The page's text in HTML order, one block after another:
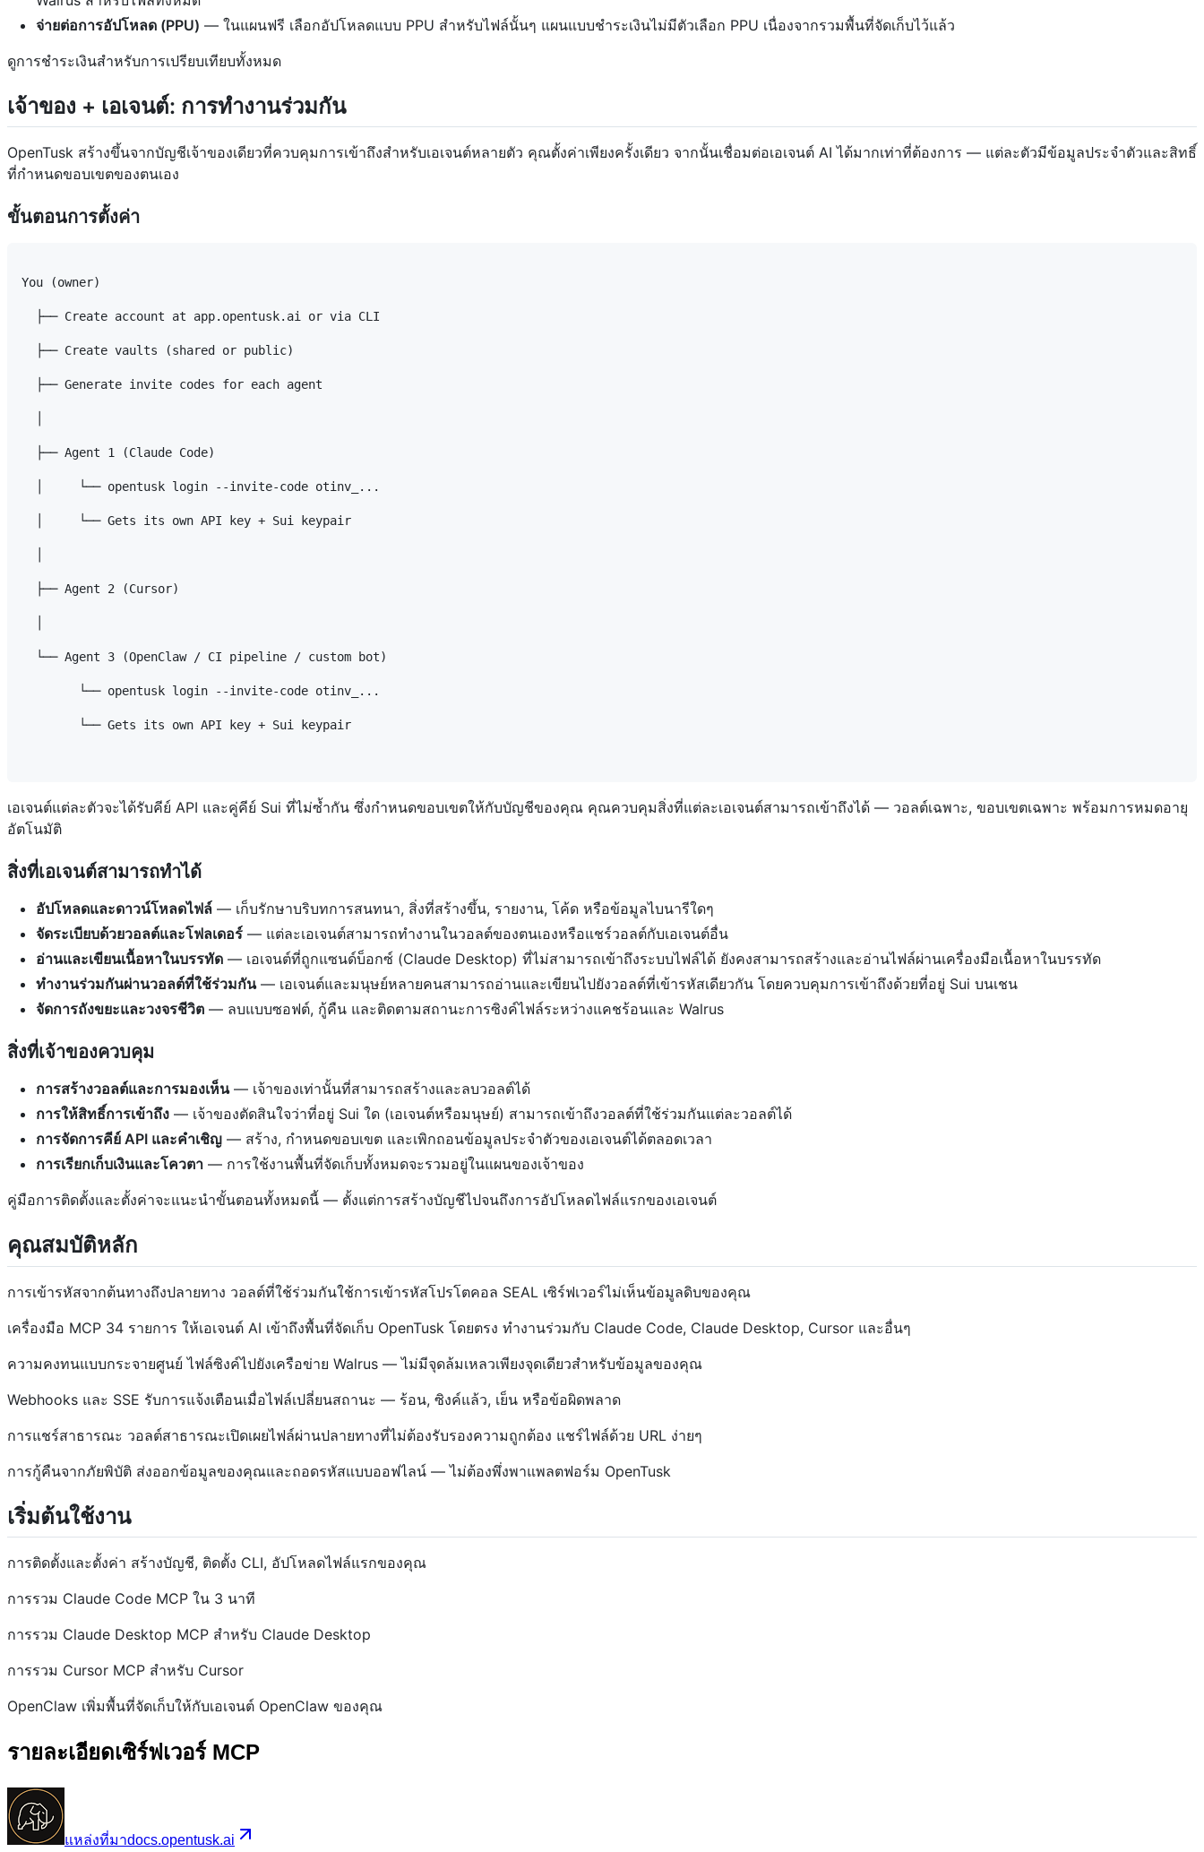
จ่ายต่อการอัปโหลด (PPU) — ในแผนฟรี เลือกอัปโหลดแบบ PPU สำหรับไฟล์นั้นๆ แผนแบบชำระเงินไม่มีตัวเลือก PPU เนื่องจากรวมพื้นที่จัดเก็บไว้แล้ว
ดูการชำระเงินสำหรับการเปรียบเทียบทั้งหมด
เจ้าของ + เอเจนต์: การทำงานร่วมกัน
OpenTusk สร้างขึ้นจากบัญชีเจ้าของเดียวที่ควบคุมการเข้าถึงสำหรับเอเจนต์หลายตัว คุณตั้งค่าเพียงครั้งเดียว จากนั้นเชื่อมต่อเอเจนต์ AI ได้มากเท่าที่ต้องการ — แต่ละตัวมีข้อมูลประจำตัวและสิทธิ์
ที่กำหนดขอบเขตของตนเอง
ขั้นตอนการตั้งค่า
You (owner)
  ├── Create account at app.opentusk.ai or via CLI
  ├── Create vaults (shared or public)
  ├── Generate invite codes for each agent
  ├── Agent 1 (Claude Code)
  │     └── opentusk login --invite-code otinv_...
  │     └── Gets its own API key + Sui keypair
  ├── Agent 2 (Cursor)
  └── Agent 3 (OpenClaw / CI pipeline / custom bot)
        └── opentusk login --invite-code otinv_...
        └── Gets its own API key + Sui keypair
เอเจนต์แต่ละตัวจะได้รับคีย์ API และคู่คีย์ Sui ที่ไม่ซ้ำกัน ซึ่งกำหนดขอบเขตให้กับบัญชีของคุณ คุณควบคุมสิ่งที่แต่ละเอเจนต์สามารถเข้าถึงได้ — วอลต์เฉพาะ, ขอบเขตเฉพาะ พร้อมการหมดอายุ
อัตโนมัติ
สิ่งที่เอเจนต์สามารถทำได้
อัปโหลดและดาวน์โหลดไฟล์ — เก็บรักษาบริบทการสนทนา, สิ่งที่สร้างขึ้น, รายงาน, โค้ด หรือข้อมูลไบนารีใดๆ
จัดระเบียบด้วยวอลต์และโฟลเดอร์ — แต่ละเอเจนต์สามารถทำงานในวอลต์ของตนเองหรือแชร์วอลต์กับเอเจนต์อื่น
อ่านและเขียนเนื้อหาในบรรทัด — เอเจนต์ที่ถูกแซนด์บ็อกซ์ (Claude Desktop) ที่ไม่สามารถเข้าถึงระบบไฟล์ได้ ยังคงสามารถสร้างและอ่านไฟล์ผ่านเครื่องมือเนื้อหาในบรรทัด
ทำงานร่วมกันผ่านวอลต์ที่ใช้ร่วมกัน— เอเจนต์และมนุษย์หลายคนสามารถอ่านและเขียนไปยังวอลต์ที่เข้ารหัสเดียวกัน โดยควบคุมการเข้าถึงด้วยที่อยู่ Sui บนเชน
จัดการถังขยะและวงจรชีวิต — ลบแบบซอฟต์, กู้คืน และติดตามสถานะการซิงค์ไฟล์ระหว่างแคชร้อนและ Walrus
สิ่งที่เจ้าของควบคุม
การสร้างวอลต์และการมองเห็น— เจ้าของเท่านั้นที่สามารถสร้างและลบวอลต์ได้
การให้สิทธิ์การเข้าถึง — เจ้าของตัดสินใจว่าที่อยู่ Sui ใด (เอเจนต์หรือมนุษย์) สามารถเข้าถึงวอลต์ที่ใช้ร่วมกันแต่ละวอลต์ได้
การจัดการคีย์ API และคำเชิญ — สร้าง, กำหนดขอบเขต และเพิกถอนข้อมูลประจำตัวของเอเจนต์ได้ตลอดเวลา
การเรียกเก็บเงินและโควตา — การใช้งานพื้นที่จัดเก็บทั้งหมดจะรวมอยู่ในแผนของเจ้าของ
คู่มือการติดตั้งและตั้งค่าจะแนะนำขั้นตอนทั้งหมดนี้ — ตั้งแต่การสร้างบัญชีไปจนถึงการอัปโหลดไฟล์แรกของเอเจนต์
คุณสมบัติหลัก
การเข้ารหัสจากต้นทางถึงปลายทาง วอลต์ที่ใช้ร่วมกันใช้การเข้ารหัสโปรโตคอล SEAL เซิร์ฟเวอร์ไม่เห็นข้อมูลดิบของคุณ
เครื่องมือ MCP 34 รายการ ให้เอเจนต์ AI เข้าถึงพื้นที่จัดเก็บ OpenTusk โดยตรง ทำงานร่วมกับ Claude Code, Claude Desktop, Cursor และอื่นๆ
ความคงทนแบบกระจายศูนย์ ไฟล์ซิงค์ไปยังเครือข่าย Walrus — ไม่มีจุดล้มเหลวเพียงจุดเดียวสำหรับข้อมูลของคุณ
Webhooks และ SSE รับการแจ้งเตือนเมื่อไฟล์เปลี่ยนสถานะ — ร้อน, ซิงค์แล้ว, เย็น หรือข้อผิดพลาด
การแชร์สาธารณะ วอลต์สาธารณะเปิดเผยไฟล์ผ่านปลายทางที่ไม่ต้องรับรองความถูกต้อง แชร์ไฟล์ด้วย URL ง่ายๆ
การกู้คืนจากภัยพิบัติ ส่งออกข้อมูลของคุณและถอดรหัสแบบออฟไลน์ — ไม่ต้องพึ่งพาแพลตฟอร์ม OpenTusk
เริ่มต้นใช้งาน
การติดตั้งและตั้งค่า สร้างบัญชี, ติดตั้ง CLI, อัปโหลดไฟล์แรกของคุณ
การรวม Claude Code MCP ใน 3 นาที
การรวม Claude Desktop MCP สำหรับ Claude Desktop
การรวม Cursor MCP สำหรับ Cursor
OpenClaw เพิ่มพื้นที่จัดเก็บให้กับเอเจนต์ OpenClaw ของคุณ
รายละเอียดเซิร์ฟเวอร์ MCP
แหล่งที่มาdocs.opentusk.ai